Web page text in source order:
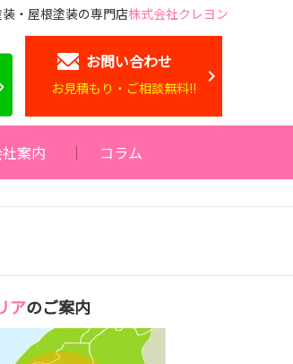
・屋根塗装の専門店株式会社クレヨン
お問い合わせ
お見積もり・ご相談無料!!
案内 コラム
アのご案内